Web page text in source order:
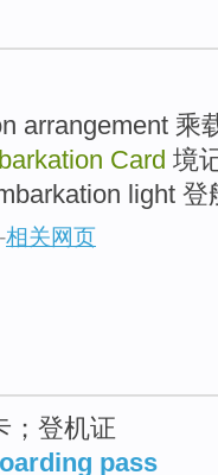
arrangement
Card 境
light 登
-相关网页
；登机证
pass